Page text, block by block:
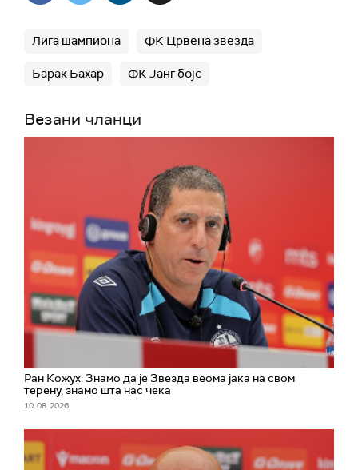
Лига шампиона ФК Црвена звезда
Барак Бахар ФК Јанг бојс
Везани чланци
Ран Кожух: Знамо да је Звезда веома јака на свом
терену, знамо шта нас чека
10. 08. 2026.